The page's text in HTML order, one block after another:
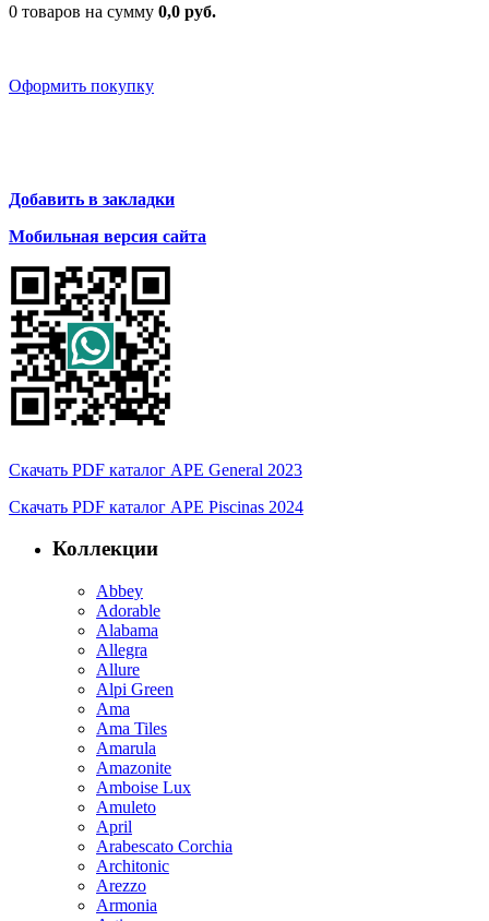
0 товаров на сумму 0,0 руб.
Оформить покупку
Добавить в закладки
Мобильная версия сайта
Скачать PDF каталог APE General 2023
Скачать PDF каталог APE Piscinas 2024
Коллекции
Abbey
Adorable
Alabama
Allegra
Allure
Alpi Green
Ama
Ama Tiles
Amarula
Amazonite
Amboise Lux
Amuleto
April
Arabescato Corchia
Architonic
Arezzo
Armonia